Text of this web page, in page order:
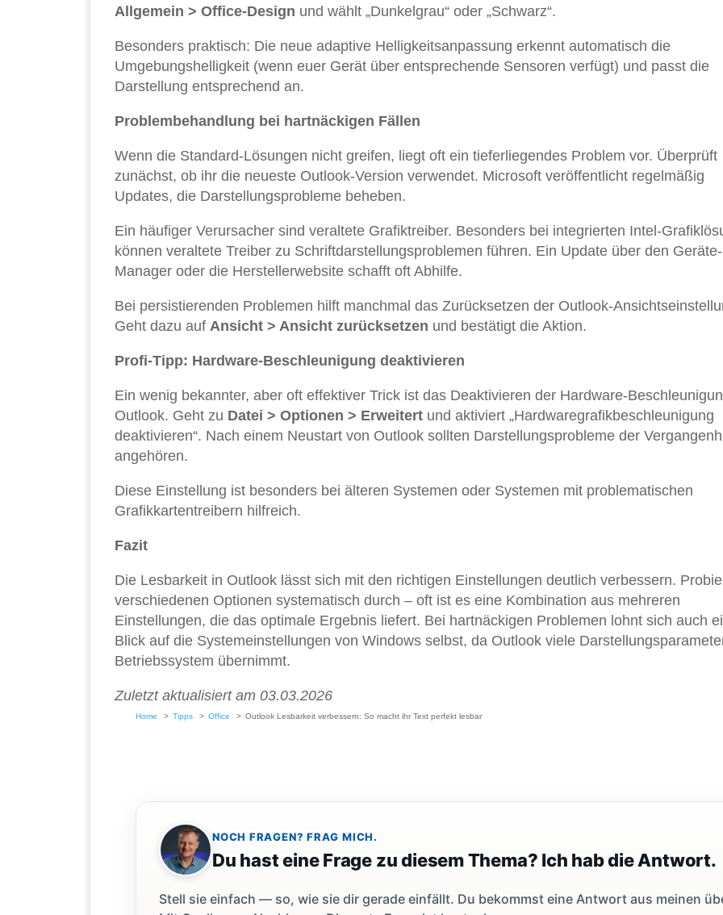
Allgemein > Office-Design und wählt „Dunkelgrau“ oder „Schwarz“.
Besonders praktisch: Die neue adaptive Helligkeitsanpassung erkennt automatisch die
Umgebungshelligkeit (wenn euer Gerät über entsprechende Sensoren verfügt) und passt die
Darstellung entsprechend an.
Problembehandlung bei hartnäckigen Fällen
Wenn die Standard-Lösungen nicht greifen, liegt oft ein tieferliegendes Problem vor. Überprüft
zunächst, ob ihr die neueste Outlook-Version verwendet. Microsoft veröffentlicht regelmäßig
Updates, die Darstellungsprobleme beheben.
Ein häufiger Verursacher sind veraltete Grafiktreiber. Besonders bei integrierten Intel-
können veraltete Treiber zu Schriftdarstellungsproblemen führen. Ein Update über den Geräte-
Manager oder die Herstellerwebsite schafft oft Abhilfe.
Bei persistierenden Problemen hilft manchmal das Zurücksetzen der Outlook-
Geht dazu auf Ansicht > Ansicht zurücksetzen und bestätigt die Aktion.
Profi-Tipp: Hardware-Beschleunigung deaktivieren
Ein wenig bekannter, aber oft effektiver Trick ist das Deaktivieren der Hardware-
Outlook. Geht zu Datei > Optionen > Erweitert und aktiviert „Hardwaregrafikbeschleunigung
deaktivieren“. Nach einem Neustart von Outlook sollten Darstellungsprobleme der
angehören.
Diese Einstellung ist besonders bei älteren Systemen oder Systemen mit problematischen
Grafikkartentreibern hilfreich.
Fazit
Die Lesbarkeit in Outlook lässt sich mit den richtigen Einstellungen deutlich verbessern.
verschiedenen Optionen systematisch durch – oft ist es eine Kombination aus mehreren
Einstellungen, die das optimale Ergebnis liefert. Bei hartnäckigen Problemen lohnt sich auch
Blick auf die Systemeinstellungen von Windows selbst, da Outlook viele
Betriebssystem übernimmt.
Zuletzt aktualisiert am 03.03.2026
Home Tipps Office Outlook Lesbarkeit verbessern: So macht ihr Text perfekt lesbar
NOCH FRAGEN? FRAG MICH.
Du hast eine Frage zu diesem Thema? Ich hab die Antwort.
Stell sie einfach — so, wie sie dir gerade einfällt. Du bekommst eine Antwort aus meinen